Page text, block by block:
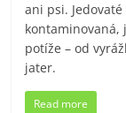
ani psi.
potíže – od
jater.
Read more